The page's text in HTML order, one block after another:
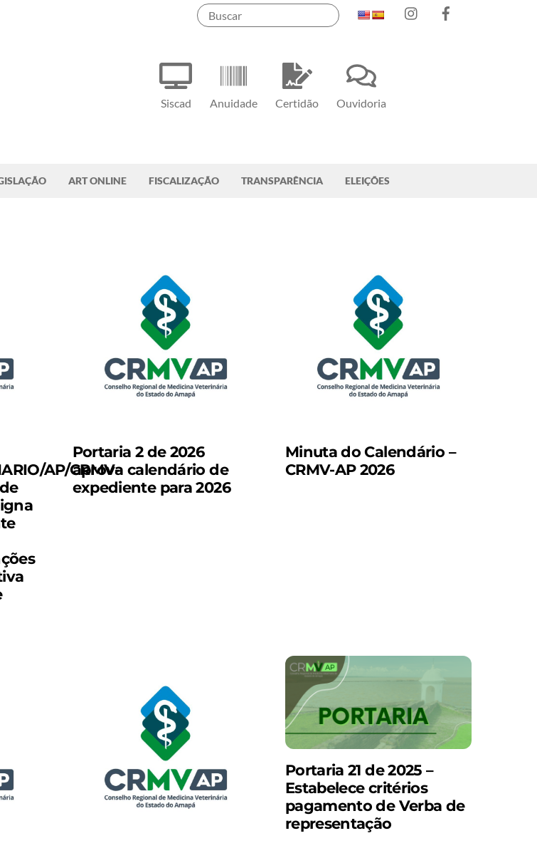
Siscad Anuidade Certidão Ouvidoria
Instagram
ART ONLINE FISCALIZAÇÃO TRANSPARÊNCIA ELEIÇÕES
AP/CRMV-
Portaria 2 de 2026
aprova calendário de
expediente para 2026
Minuta do Calendário –
CRMV-AP 2026
Portaria 21 de 2025 –
Estabelece critérios
pagamento de Verba de
representação